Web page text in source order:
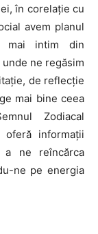
în corelaţie cu
avem planul
mai intim din
ne regăsim
de reflecţie
mai bine ceea
Zodiacal
informaţii
ne reîncărca
ne pe energia